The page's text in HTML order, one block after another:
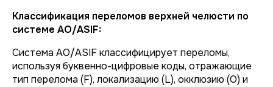
Классификация переломов верхней челюсти по
системе AO/ASIF:
Система AO/ASIF классифицирует переломы,
используя буквенно-цифровые коды, отражающие
тип перелома (F), локализацию (L), окклюзию (O) и